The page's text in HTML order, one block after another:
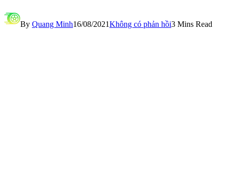
By Quang Minh16/08/2021Không có phản hồi3 Mins Read